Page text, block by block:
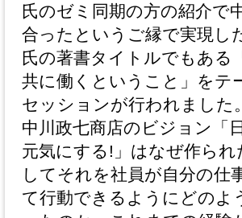
氏のゼミ同期の方の紹介で
合ったというご縁で実現し
氏の著書タイトルでもある
共に働くということ」をテ
セッションが行われました。
中川政七商店のビジョン「
元気にする!」はなぜ作られ
してそれを社員が自分の仕
て行動できるようにどのよ